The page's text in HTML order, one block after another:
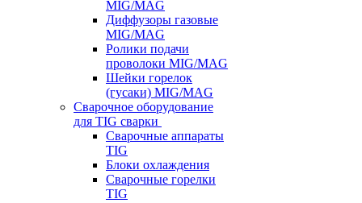
MIG/MAG
Диффузоры газовые
MIG/MAG
Ролики подачи
проволоки MIG/MAG
Шейки горелок
(гусаки) MIG/MAG
Сварочное оборудование
для TIG сварки
Сварочные аппараты
TIG
Блоки охлаждения
Сварочные горелки
TIG